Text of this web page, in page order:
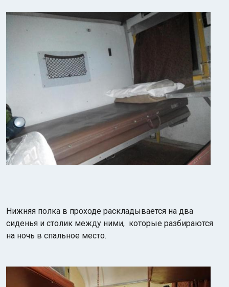
Нижняя полка в проходе раскладывается на два
сиденья и столик между ними, которые разбираются
на ночь в спальное место.